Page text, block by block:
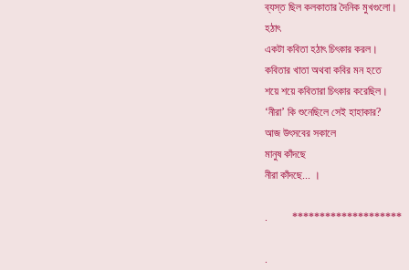
ব্যস্ত ছিল কলকাতার দৈনিক মুখগুলো।
হঠাৎ
একটা কবিতা হঠাৎ চিৎকার করল।
কবিতার খাতা অথবা কবির মন হতে
শয়ে শয়ে কবিতারা চিৎকার করেছিল।
‘নীরা’ কি শুনেছিলে সেই হাহাকার?
আজ উৎসবের সকালে
মানুষ কাঁদছে
নীরা কাঁদছে... ।
. ********************